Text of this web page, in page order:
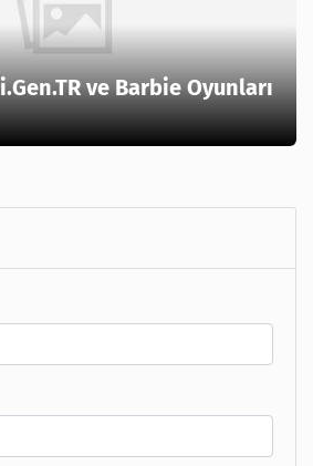
ve Barbie Oyunları